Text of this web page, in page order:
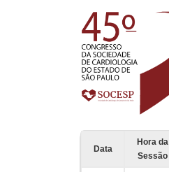
Data
Hora da
Sessão